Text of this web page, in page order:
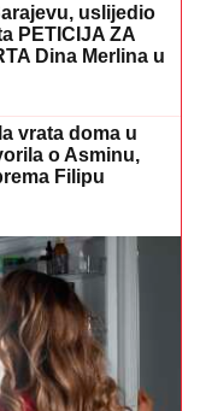
uslijedio
PETICIJA ZA
Dina Merlina u
vrata doma u
o Asminu,
Filipu